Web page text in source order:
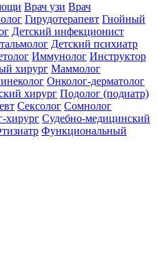
Врач узи Врач
Гирудотерапевт Гнойный
Детский инфекционист
Детский психиатр
Иммунолог Инструктор
хирург Маммолог
Онколог-дерматолог
хирург Подолог (подиатр)
Сексолог Сомнолог
хирург Судебно-медицинский
Функциональный